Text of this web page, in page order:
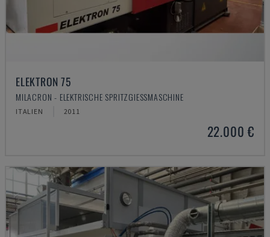
ELEKTRON 75
MILACRON - ELEKTRISCHE SPRITZGIESSMASCHINE
ITALIEN 2011
22.000 €